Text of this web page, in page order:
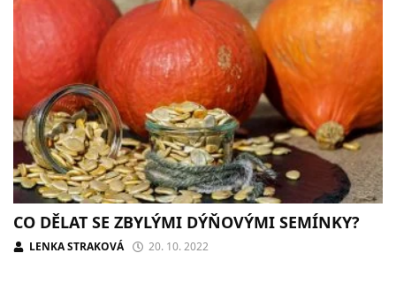
CO DĚLAT SE ZBYLÝMI DÝŇOVÝMI SEMÍNKY?
LENKA STRAKOVÁ 20. 10. 2022